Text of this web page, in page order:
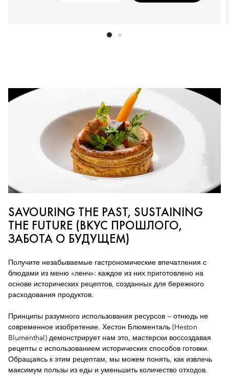
SAVOURING THE PAST, SUSTAINING
THE FUTURE (ВКУС ПРОШЛОГО,
ЗАБОТА О БУДУЩЕМ)
Получите незабываемые гастрономические впечатления с
блюдами из меню «ленч»: каждое из них приготовлено на
основе исторических рецептов, созданных для бережного
расходования продуктов.
Принципы разумного использования ресурсов — отнюдь не
современное изобретение. Хестон Блюменталь (Heston
Blumenthal) демонстрирует нам это, мастерски воссоздавая
рецепты с использованием исторических способов готовки.
Обращаясь к этим рецептам, мы можем понять, как извлечь
максимум пользы из еды и уменьшить количество отходов.